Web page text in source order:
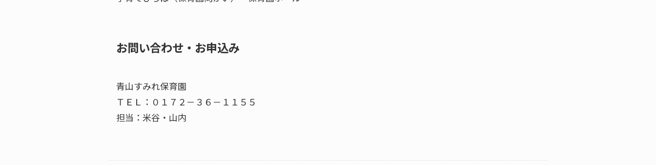
お問い合わせ・お申込み
青山すみれ保育園
ＴＥＬ：０１７２－３６－１１５５
担当：米谷・山内